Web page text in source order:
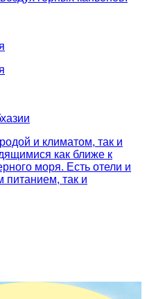
и климатом, так и
как ближе к
моря. Есть отели и
питанием, так и